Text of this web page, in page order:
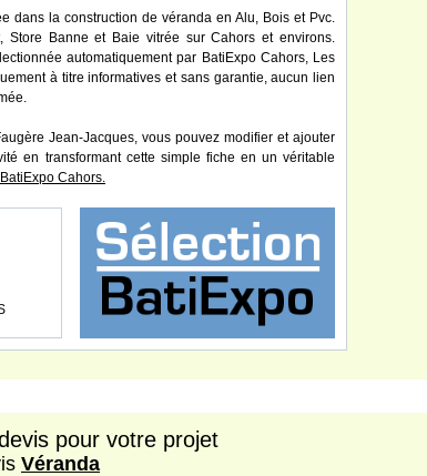
dans la construction de véranda en Alu, Bois et Pvc.
Store Banne et Baie vitrée sur Cahors et environs.
automatiquement par BatiExpo Cahors, Les
à titre informatives et sans garantie, aucun lien
Jean-Jacques, vous pouvez modifier et ajouter
en transformant cette simple fiche en un véritable
Cahors.
pour votre projet
Véranda